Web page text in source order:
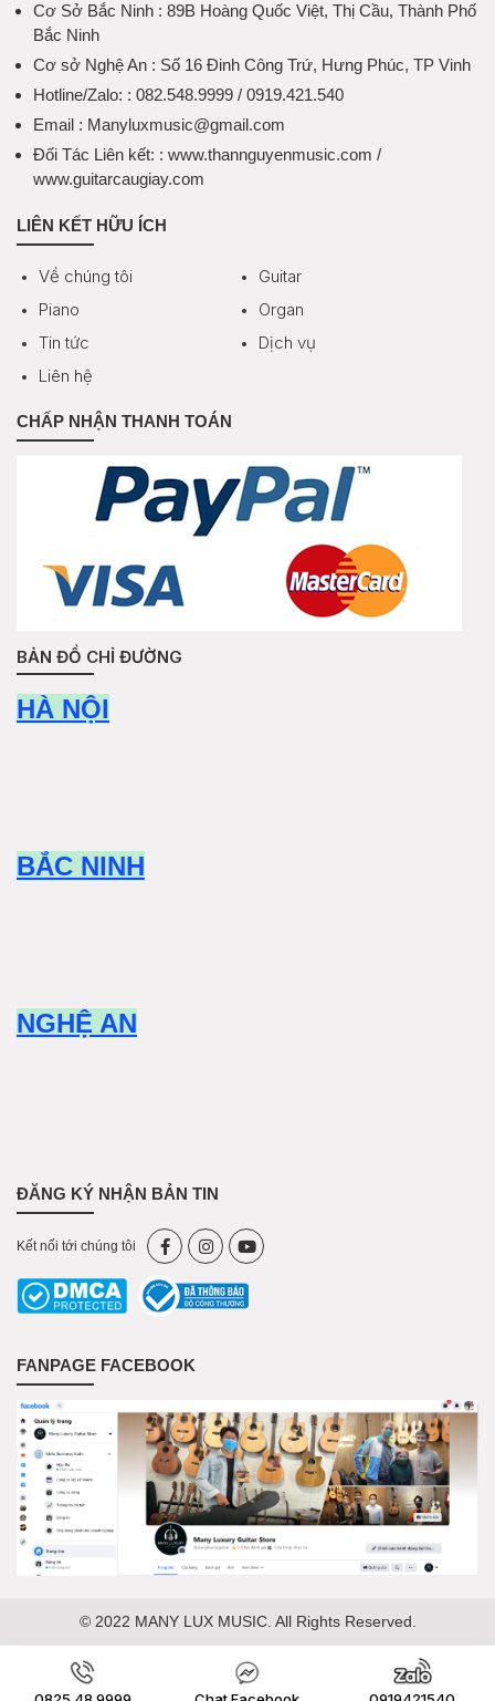
Cơ Sở Bắc Ninh : 89B Hoàng Quốc Việt, Thị Cầu, Thành Phố
Bắc Ninh
Cơ sở Nghệ An : Số 16 Đinh Công Trứ, Hưng Phúc, TP Vinh
Hotline/Zalo: : 082.548.9999 / 0919.421.540
Email : Manyluxmusic@gmail.com
Đối Tác Liên kết: : www.thannguyenmusic.com /
www.guitarcaugiay.com
LIÊN KẾT HỮU ÍCH
Về chúng tôi
Guitar
Piano
Organ
Tin tức
Dịch vụ
Liên hệ
CHẤP NHẬN THANH TOÁN
BẢN ĐỒ CHỈ ĐƯỜNG
HÀ NỘI
BẮC NINH
NGHỆ AN
ĐĂNG KÝ NHẬN BẢN TIN
Kết nối tới chúng tôi
FANPAGE FACEBOOK
© 2022 MANY LUX MUSIC. All Rights Reserved.